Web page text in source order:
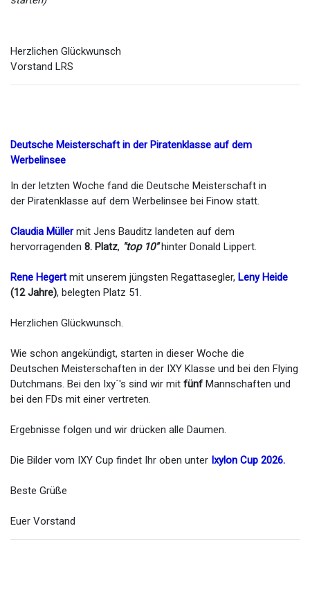
Herzlichen Glückwunsch
Vorstand LRS
Deutsche Meisterschaft in der Piratenklasse auf dem
Werbelinsee
In der letzten Woche fand die Deutsche Meisterschaft in
der Piratenklasse auf dem Werbelinsee bei Finow statt.
Claudia Müller mit Jens Bauditz landeten auf dem
hervorragenden 8. Platz, "top 10"hinter Donald Lippert.
Rene Hegertmit unserem jüngsten Regattasegler, Leny Heide
(12 Jahre), belegten Platz 51.
Herzlichen Glückwunsch.
Wie schon angekündigt, starten in dieser Woche die
Deutschen Meisterschaften in der IXY Klasse und bei den Flying
Dutchmans. Bei den Ixy´'s sind wir mit fünf Mannschaften und
bei den FDs mit einer vertreten.
Ergebnisse folgen und wir drücken alle Daumen.
Die Bilder vom IXY Cup findet Ihr oben unter Ixylon Cup 2026.
Beste Grüße
Euer Vorstand